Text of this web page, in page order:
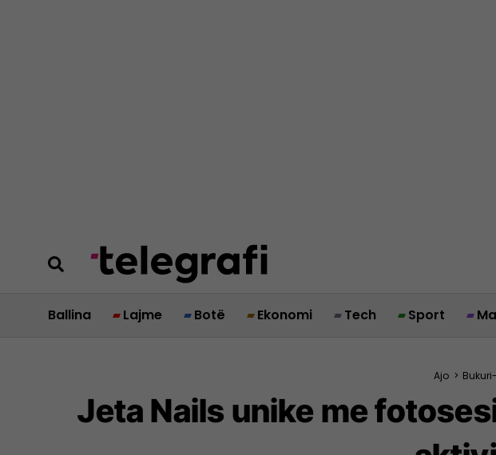
Ballina Lajme Botë Ekonomi Tech Sport
Ajo >
Jeta Nails unike me